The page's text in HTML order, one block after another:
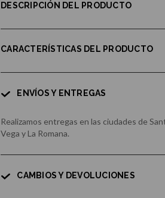
DESCRIPCIÓN DEL PRODUCTO
CARACTERÍSTICAS DEL PRODUCTO
ENVÍOS Y ENTREGAS
Realizamos entregas en las ciudades de
Vega y La Romana.
CAMBIOS Y DEVOLUCIONES